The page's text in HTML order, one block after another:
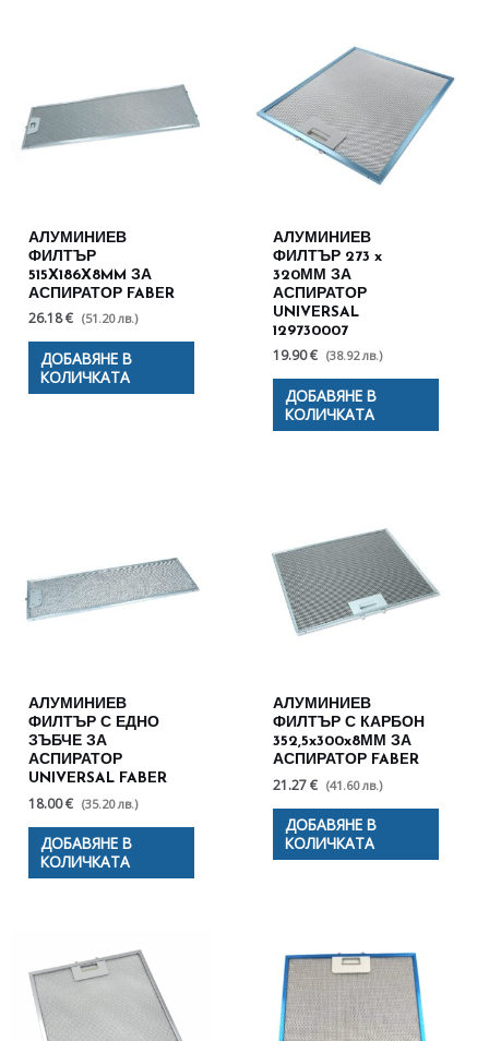
АЛУМИНИЕВ
ФИЛТЪР
515X186X8MM ЗА
АСПИРАТОР FABER
26.18 € (51.20 лв.)
ДОБАВЯНЕ В
КОЛИЧКАТА
АЛУМИНИЕВ
ФИЛТЪР 273 x
320ММ ЗА
АСПИРАТОР
UNIVERSAL
129730007
19.90 € (38.92 лв.)
ДОБАВЯНЕ В
КОЛИЧКАТА
АЛУМИНИЕВ
ФИЛТЪР С ЕДНО
ЗЪБЧЕ ЗА
АСПИРАТОР
UNIVERSAL FABER
18.00 € (35.20 лв.)
ДОБАВЯНЕ В
КОЛИЧКАТА
АЛУМИНИЕВ
ФИЛТЪР С КАРБОН
352,5x300x8ММ ЗА
АСПИРАТОР FABER
21.27 € (41.60 лв.)
ДОБАВЯНЕ В
КОЛИЧКАТА